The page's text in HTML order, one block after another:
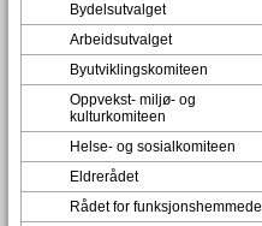
Bydelsutvalget
Arbeidsutvalget
Byutviklingskomiteen
Oppvekst- miljø- og
kulturkomiteen
Helse- og sosialkomiteen
Eldrerådet
Rådet for funksjonshemmede